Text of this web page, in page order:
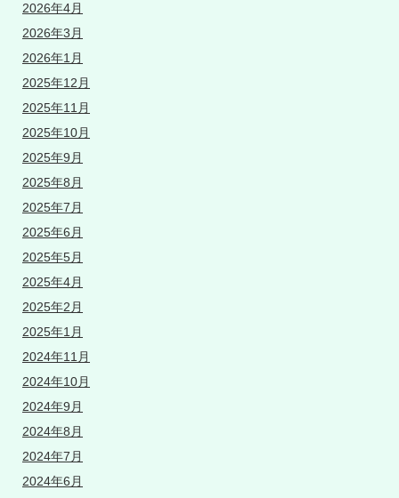
2026年4月
2026年3月
2026年1月
2025年12月
2025年11月
2025年10月
2025年9月
2025年8月
2025年7月
2025年6月
2025年5月
2025年4月
2025年2月
2025年1月
2024年11月
2024年10月
2024年9月
2024年8月
2024年7月
2024年6月